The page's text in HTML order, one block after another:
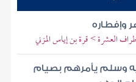
وإفطاره
العشرة > قرة بن إياس المزني
وسلم يأمرهم بصيام